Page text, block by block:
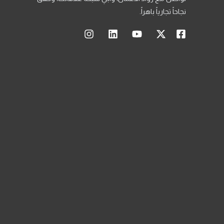
نجاحاً تجارياً باهراً.